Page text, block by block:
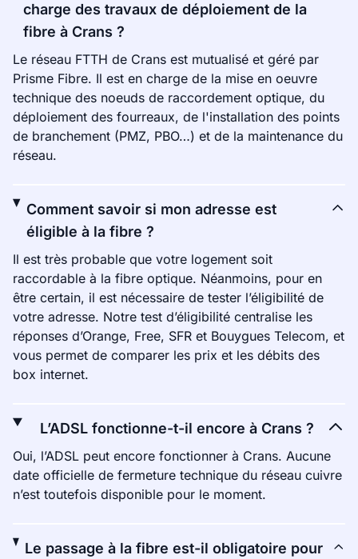
charge des travaux de déploiement de la
fibre à Crans ?
Le réseau FTTH de Crans est mutualisé et géré par
Prisme Fibre. Il est en charge de la mise en oeuvre
technique des noeuds de raccordement optique, du
déploiement des fourreaux, de l'installation des points
de branchement (PMZ, PBO…) et de la maintenance du
réseau.
Comment savoir si mon adresse est
éligible à la fibre ?
Il est très probable que votre logement soit
raccordable à la fibre optique. Néanmoins, pour en
être certain, il est nécessaire de tester l’éligibilité de
votre adresse. Notre test d’éligibilité centralise les
réponses d’Orange, Free, SFR et Bouygues Telecom, et
vous permet de comparer les prix et les débits des
box internet.
L’ADSL fonctionne-t-il encore à Crans ?
Oui, l’ADSL peut encore fonctionner à Crans. Aucune
date officielle de fermeture technique du réseau cuivre
n’est toutefois disponible pour le moment.
Le passage à la fibre est-il obligatoire pour